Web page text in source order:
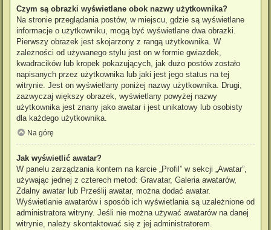
Czym są obrazki wyświetlane obok nazwy użytkownika?
Na stronie przeglądania postów, w miejscu, gdzie są wyświetlane
informacje o użytkowniku, mogą być wyświetlane dwa obrazki.
Pierwszy obrazek jest skojarzony z rangą użytkownika. W
zależności od używanego stylu jest on w formie gwiazdek,
kwadracików lub kropek pokazujących, jak dużo postów zostało
napisanych przez użytkownika lub jaki jest jego status na tej
witrynie. Jest on wyświetlany poniżej nazwy użytkownika. Drugi,
zazwyczaj większy obrazek, wyświetlany powyżej nazwy
użytkownika jest znany jako awatar i jest unikatowy lub osobisty
dla każdego użytkownika.
Na górę
Jak wyświetlić awatar?
W panelu zarządzania kontem na karcie „Profil” w sekcji „Awatar”,
używając jednej z czterech metod: Gravatar, Galeria awatarów,
Zdalny awatar lub Prześlij awatar, można dodać awatar.
Wyświetlanie awatarów i sposób ich wyświetlania są uzależnione od
administratora witryny. Jeśli nie można używać awatarów na danej
witrynie, należy skontaktować się z jej administratorem.